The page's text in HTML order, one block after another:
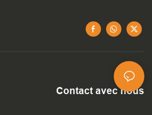
Contact avec nous